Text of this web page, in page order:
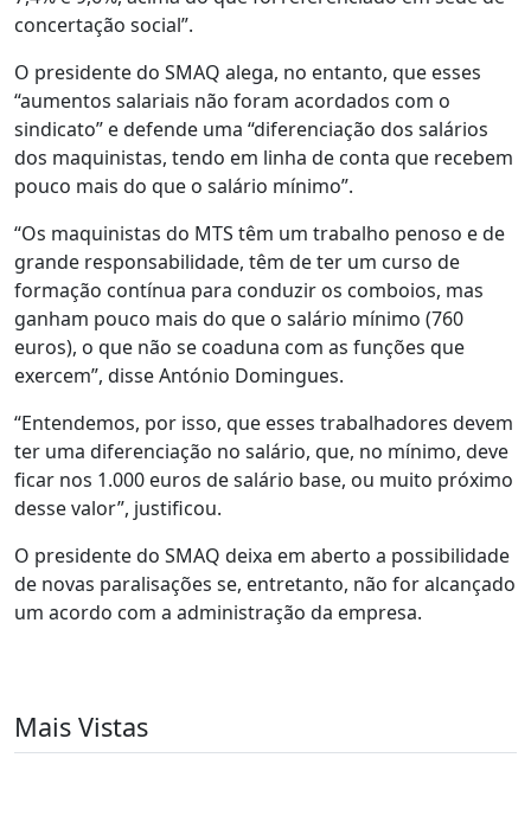
concertação social”.
O presidente do SMAQ alega, no entanto, que esses
“aumentos salariais não foram acordados com o
sindicato” e defende uma “diferenciação dos salários
dos maquinistas, tendo em linha de conta que recebem
pouco mais do que o salário mínimo”.
“Os maquinistas do MTS têm um trabalho penoso e de
grande responsabilidade, têm de ter um curso de
formação contínua para conduzir os comboios, mas
ganham pouco mais do que o salário mínimo (760
euros), o que não se coaduna com as funções que
exercem”, disse António Domingues.
“Entendemos, por isso, que esses trabalhadores devem
ter uma diferenciação no salário, que, no mínimo, deve
ficar nos 1.000 euros de salário base, ou muito próximo
desse valor”, justificou.
O presidente do SMAQ deixa em aberto a possibilidade
de novas paralisações se, entretanto, não for alcançado
um acordo com a administração da empresa.
Mais Vistas